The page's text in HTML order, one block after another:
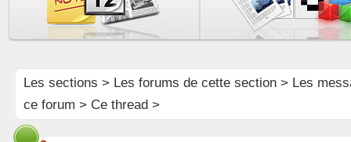
Les sections > Les forums de cette section> Les
ce forum > Ce thread >